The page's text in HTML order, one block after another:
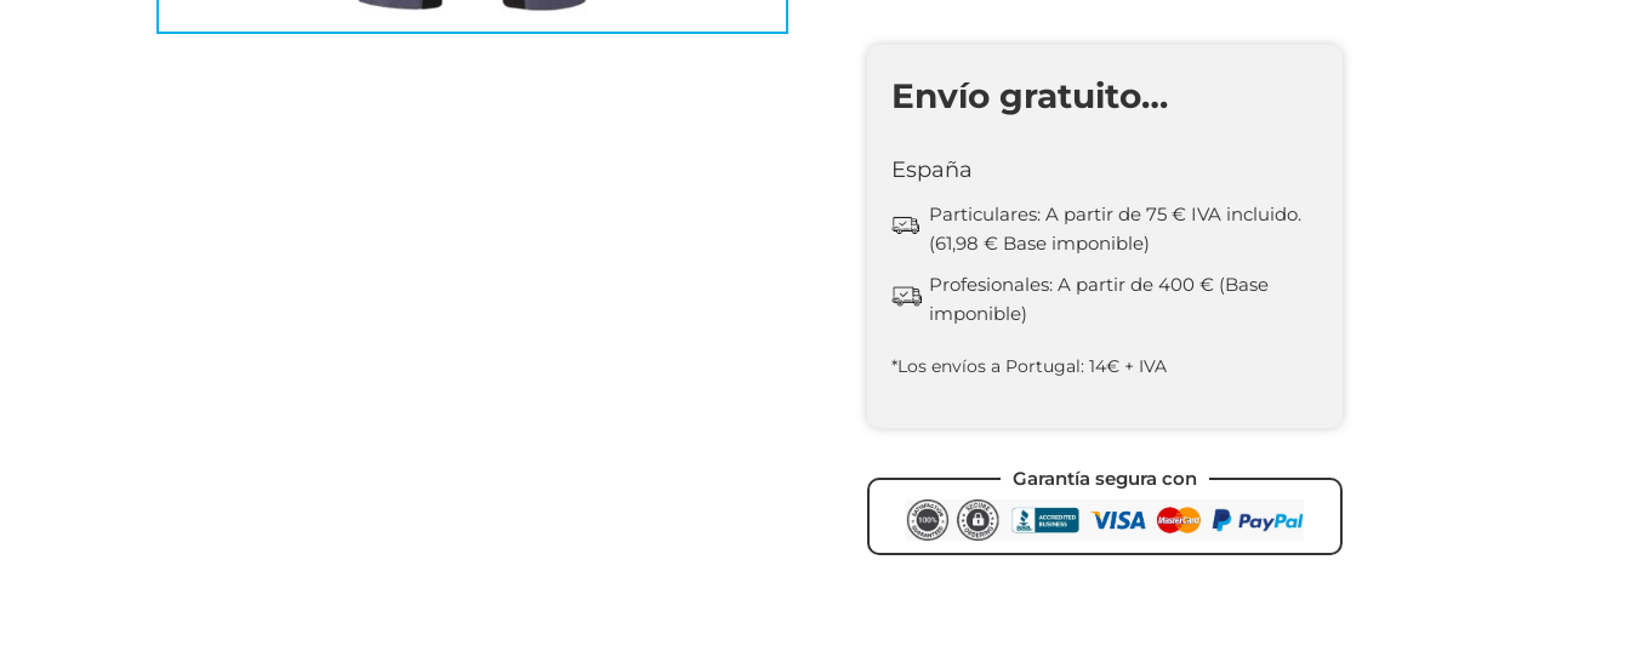
Envío gratuito…
España
Particulares: A partir de 75 € IVA incluido.
(61,98 € Base imponible)
Profesionales: A partir de 400 € (Base
imponible)
*Los envíos a Portugal: 14€ + IVA
Garantía segura con